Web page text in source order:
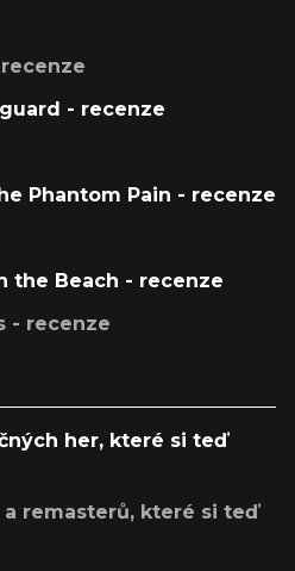
- recenze
Phantom Pain - recenze
the Beach - recenze
- recenze
her, které si teď
remasterů, které si teď